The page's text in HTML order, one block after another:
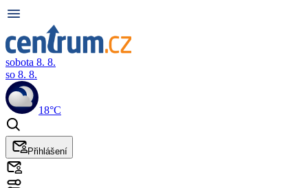
sobota 8. 8.
so 8. 8.
18°C
Přihlášení